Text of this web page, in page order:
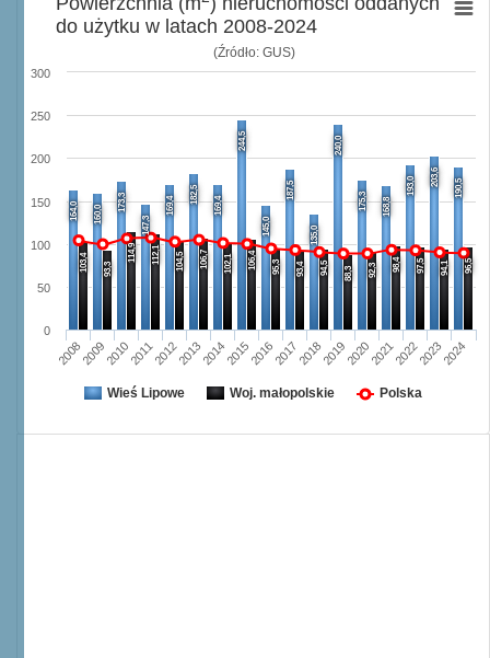
(Źródło: GUS)
164,0 160,0
173,3
147,3
169,4
182,5
169,4
244,5
145,0
187,5
135,0
240,0
175,3 168,8
193,0 203,6
190,5
103,4 93,3
114,9 112,1 104,5 106,7 102,1 106,4 95,3 93,4 94,5 88,3 92,3 98,4 97,5 94,1 96,5
20082009201020112012201320142015201620172018201920202021202220232024
0
50
100
150
200
250
300
do użytku w latach 2008-2024
Wieś Lipowe Woj. małopolskie Polska